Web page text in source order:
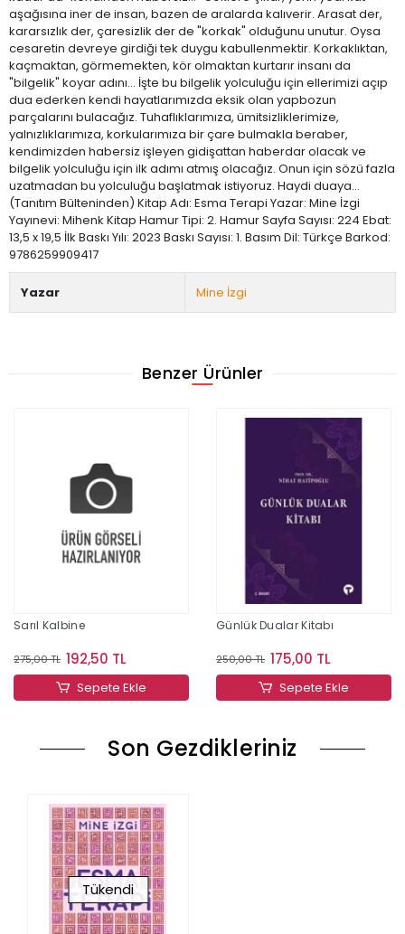
aşağısına iner de insan, bazen de aralarda kalıverir. Arasat der,
kararsızlık der, çaresizlik der de "korkak" olduğunu unutur. Oysa
cesaretin devreye girdiği tek duygu kabullenmektir. Korkaklıktan,
kaçmaktan, görmemekten, kör olmaktan kurtarır insanı da
"bilgelik" koyar adını… İşte bu bilgelik yolculuğu için ellerimizi açıp
dua ederken kendi hayatlarımızda eksik olan yapbozun
parçalarını bulacağız. Tuhaflıklarımıza, ümitsizliklerimize,
yalnızlıklarımıza, korkularımıza bir çare bulmakla beraber,
kendimizden habersiz işleyen gidişattan haberdar olacak ve
bilgelik yolculuğu için ilk adımı atmış olacağız. Onun için sözü fazla
uzatmadan bu yolculuğu başlatmak istiyoruz. Haydi duaya…
(Tanıtım Bülteninden) Kitap Adı: Esma Terapi Yazar: Mine İzgi
Yayınevi: Mihenk Kitap Hamur Tipi: 2. Hamur Sayfa Sayısı: 224 Ebat:
13,5 x 19,5 İlk Baskı Yılı: 2023 Baskı Sayısı: 1. Basım Dil: Türkçe Barkod:
9786259909417
Yazar Mine İzgi
Benzer Ürünler
Sarıl Kalbine
275,00 TL 192,50 TL
Sepete Ekle
Günlük Dualar Kitabı
250,00 TL 175,00 TL
Sepete Ekle
Son Gezdikleriniz
Tükendi